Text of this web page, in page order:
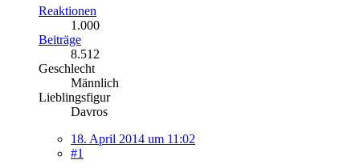
Reaktionen
1.000
Beiträge
8.512
Geschlecht
Männlich
Lieblingsfigur
Davros
18. April 2014 um 11:02
#1